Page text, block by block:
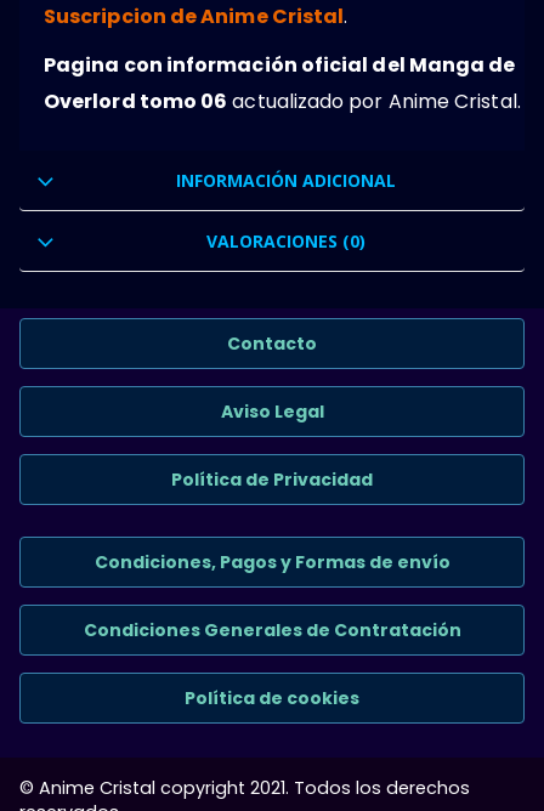
Suscripcion de Anime Cristal.
Pagina con información oficial del Manga de
Overlord tomo 06 actualizado por Anime Cristal.
INFORMACIÓN ADICIONAL
VALORACIONES (0)
Contacto
Aviso Legal
Política de Privacidad
Condiciones, Pagos y Formas de envío
Condiciones Generales de Contratación
Política de cookies
© Anime Cristal copyright 2021. Todos los derechos